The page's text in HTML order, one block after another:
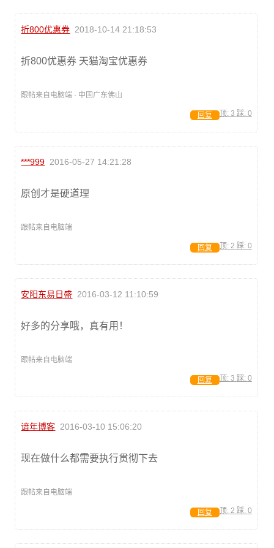
折800优惠券 2018-10-14 21:18:53
折800优惠券 天猫淘宝优惠券
跟帖来自电脑端 · 中国广东佛山
顶: 3 踩: 0
回复
***999 2016-05-27 14:21:28
原创才是硬道理
跟帖来自电脑端
顶: 2 踩: 0
回复
安阳东易日盛 2016-03-12 11:10:59
好多的分享哦，真有用！
跟帖来自电脑端
顶: 3 踩: 0
回复
谙年博客 2016-03-10 15:06:20
现在做什么都需要执行贯彻下去
跟帖来自电脑端
顶: 2 踩: 0
回复